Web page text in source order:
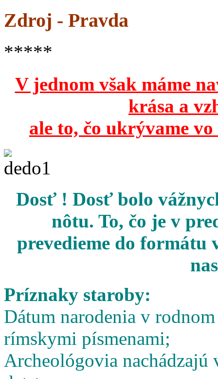
Zdroj - Pravda
*****
V jednom však máme
krása a
ale to, čo ukrývame
Dosť ! Dosť bolo
nôtu. To, čo je v
prevedieme do formátu
Príznaky staroby:
Dátum narodenia v
rímskymi písmenami;
Archeológovia nachádzajú